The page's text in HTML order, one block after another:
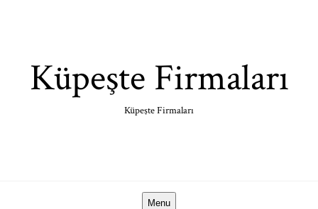
Küpeşte Firmaları
Küpeşte Firmaları
Menu